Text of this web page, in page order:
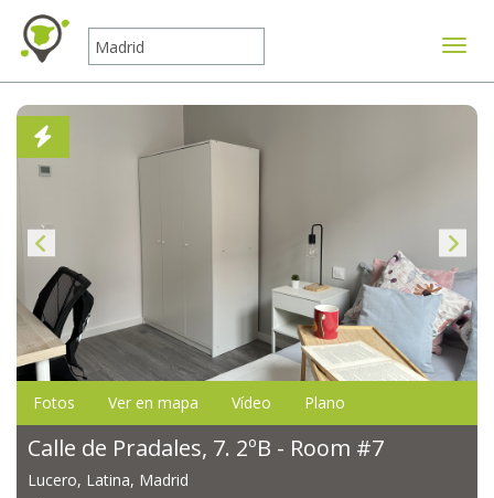
Fotos Ver en mapa Vídeo Plano
Calle de Pradales, 7. 2ºB - Room #7
Lucero, Latina, Madrid